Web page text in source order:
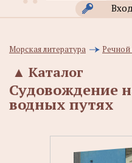
Морская литература
Каталог
▲
Судовождение
водных путях